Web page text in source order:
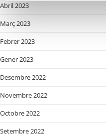
Abril 2023
Març 2023
Febrer 2023
Gener 2023
Desembre 2022
Novembre 2022
Octobre 2022
Setembre 2022